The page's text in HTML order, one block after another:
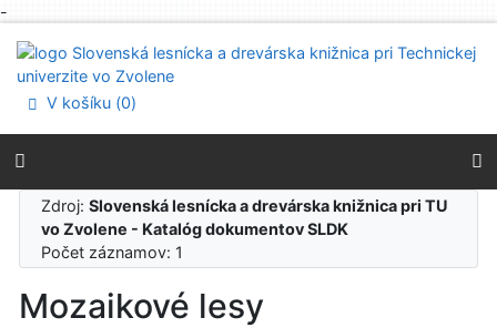
-
Prejsť na menu
Prehlásenie o webovej prístupnosti
V košíku (0)
Zdroj:Slovenská lesnícka a drevárska knižnica pri TU
vo Zvolene - Katalóg dokumentov SLDK
Počet záznamov: 1
Mozaikové lesy